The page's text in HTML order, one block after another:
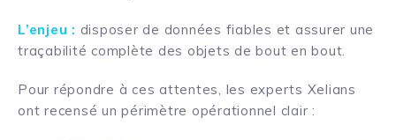
L’enjeu : disposer de données fiables et assurer une
traçabilité complète des objets de bout en bout.
Pour répondre à ces attentes, les experts Xelians
ont recensé un périmètre opérationnel clair :